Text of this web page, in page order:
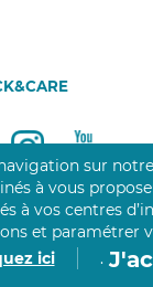
soignants
sur
à vous
à vos centres
et paramétrer
ici
.